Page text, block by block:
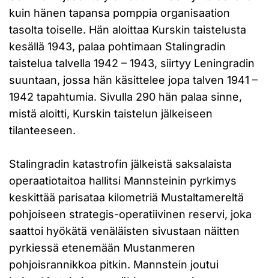
kuin hänen tapansa pomppia organisaation
tasolta toiselle. Hän aloittaa Kurskin taistelusta
kesällä 1943, palaa pohtimaan Stalingradin
taistelua talvella 1942 – 1943, siirtyy Leningradin
suuntaan, jossa hän käsittelee jopa talven 1941 –
1942 tapahtumia. Sivulla 290 hän palaa sinne,
mistä aloitti, Kurskin taistelun jälkeiseen
tilanteeseen.
Stalingradin katastrofin jälkeistä saksalaista
operaatiotaitoa hallitsi Mannsteinin pyrkimys
keskittää parisataa kilometriä Mustaltamereltä
pohjoiseen strategis-operatiivinen reservi, joka
saattoi hyökätä venäläisten sivustaan näitten
pyrkiessä etenemään Mustanmeren
pohjoisrannikkoa pitkin. Mannstein joutui